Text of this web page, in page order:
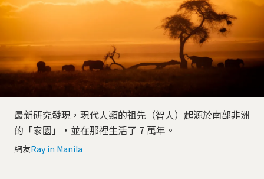
最新研究發現，現代人類的祖先（智人）起源於南部非洲
的「家園」，並在那裡生活了 7 萬年。
網友Ray in Manila